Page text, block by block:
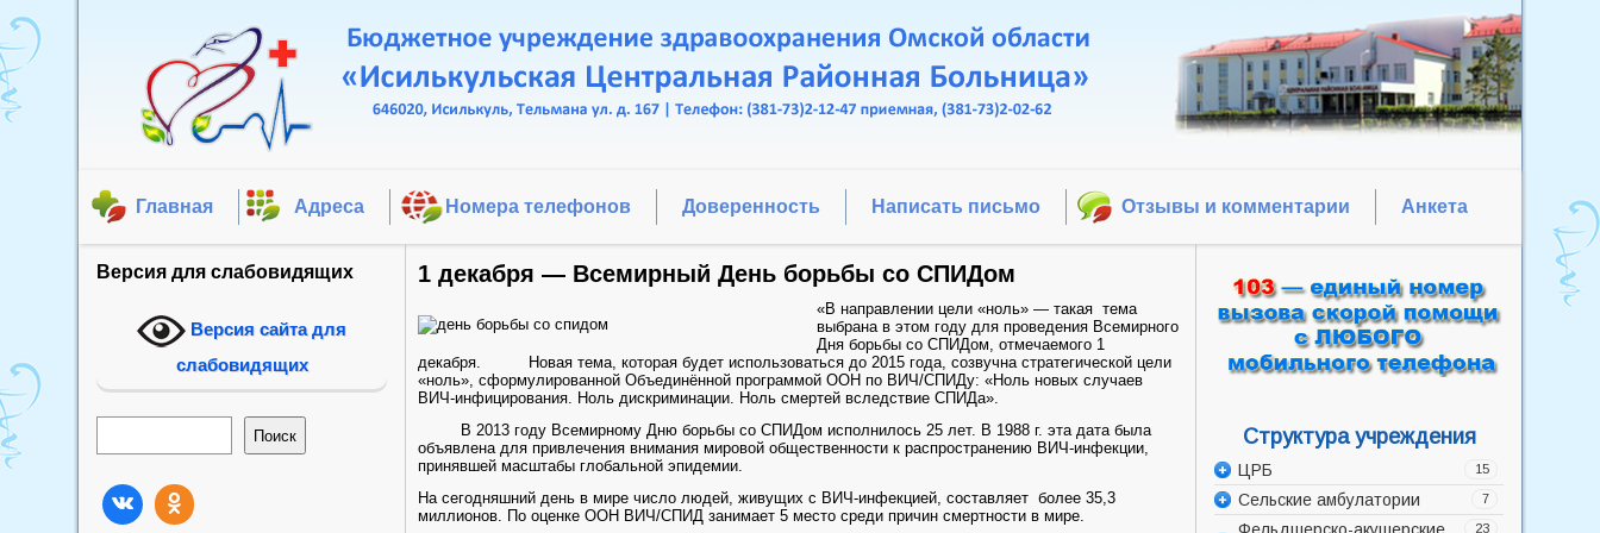
Главная Адреса Номера телефонов Доверенность Написать письмо Отзывы и комментарии Анкета
Версия для слабовидящих
Версия сайта для
слабовидящих
Поиск
1 декабря — Всемирный День борьбы со СПИДом
«В направлении цели «ноль» — такая тема
выбрана в этом году для проведения Всемирного
Дня борьбы со СПИДом, отмечаемого 1
декабря. Новая тема, которая будет использоваться до 2015 года, созвучна стратегической цели
«ноль», сформулированной Объединённой программой ООН по ВИЧ/СПИДу: «Ноль новых случаев
ВИЧ-инфицирования. Ноль дискриминации. Ноль смертей вследствие СПИДа».
В 2013 году Всемирному Дню борьбы со СПИДом исполнилось 25 лет. В 1988 г. эта дата была
объявлена для привлечения внимания мировой общественности к распространению ВИЧ-инфекции,
принявшей масштабы глобальной эпидемии.
На сегодняшний день в мире число людей, живущих с ВИЧ-инфекцией, составляет более 35,3
миллионов. По оценке ООН ВИЧ/СПИД занимает 5 место среди причин смертности в мире.
Структура учреждения
15
ЦРБ
Администрация
7
Сельские амбулатории
23